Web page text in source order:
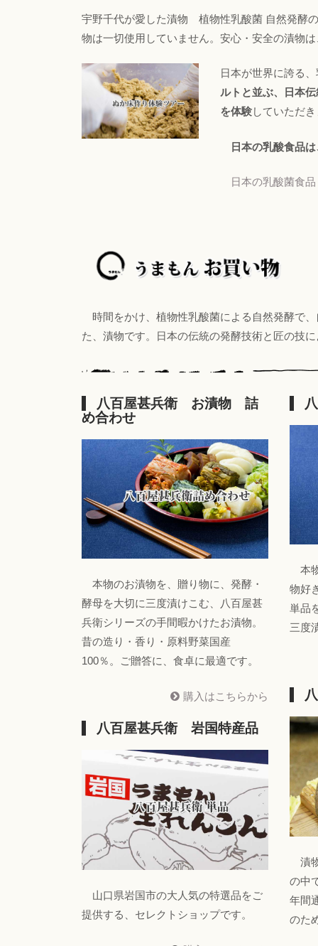
宇野千代が愛した漬物 植物性乳酸菌 自然発酵
物は一切使用していません。安心・安全の漬物
日本が世界に誇る
ルトと並ぶ、日本
を体験していただ
日本の乳酸食品は
日本の乳酸菌食
時間をかけ、植物性乳酸菌による自然発酵で
た、漬物です。日本の伝統の発酵技術と匠の技
八百屋甚兵衛 お漬物 詰
め合わせ
本物のお漬物を、贈り物に、発酵・
酵母を大切に三度漬けこむ、八百屋甚
兵衛シリーズの手間暇かけたお漬物。
昔の造り・香り・原料野菜国産
100％。ご贈答に、食卓に最適です。
購入はこちらから
八百屋甚兵衛 岩国特産品
山口県岩国市の大人気の特選品をご
提供する、セレクトショップです。
本
物好
単品
三度
漬
の中
年間
のた